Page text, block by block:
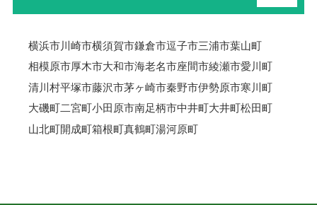
横浜市川崎市横須賀市鎌倉市逗子市三浦市葉山町
相模原市厚木市大和市海老名市座間市綾瀬市愛川町
清川村平塚市藤沢市茅ヶ崎市秦野市伊勢原市寒川町
大磯町二宮町小田原市南足柄市中井町大井町松田町
山北町開成町箱根町真鶴町湯河原町